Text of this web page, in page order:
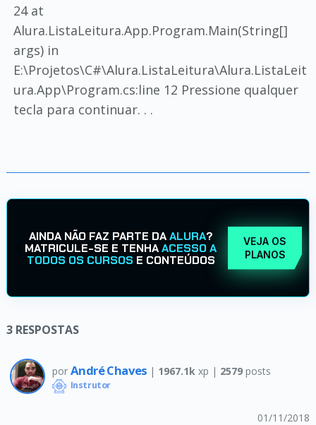
24 at
Alura.ListaLeitura.App.Program.Main(String[]
args) in
E:\Projetos\C#\Alura.ListaLeitura\Alura.ListaLeit
ura.App\Program.cs:line 12 Pressione qualquer
tecla para continuar. . .
AINDA NÃO FAZ PARTE DAALURA?
MATRICULE-SE E TENHAACESSO A
TODOS OS CURSOS E CONTEÚDOS
VEJA OS
PLANOS
3 RESPOSTAS
por André Chaves | 1967.1k xp | 2579 posts
Instrutor
01/11/2018